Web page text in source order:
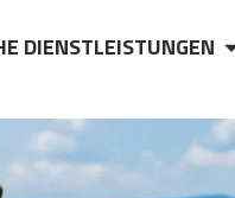
DIENSTLEISTUNGEN